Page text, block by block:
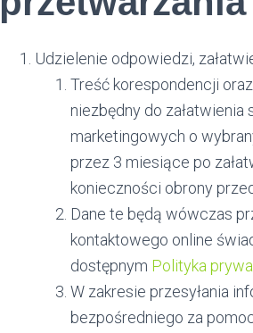
Udzielenie odpowiedzi,
Treść korespondencji
niezbędny do
marketingowych o
przez 3 miesiące po
konieczności obrony
Dane te będą wówczas
kontaktowego online
dostępnym Polityka
W zakresie przesyłania
bezpośredniego za